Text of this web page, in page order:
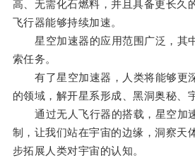
高、无需化石燃料，并且具备更长久
飞行器能够持续加速。
星空加速器的应用范围广泛，其
索任务。
有了星空加速器，人类将能够更
的领域，解开星系形成、黑洞奥秘、
通过无人飞行器的搭载，星空加
制，让我们站在宇宙的边缘，洞察天
步拓展人类对宇宙的认知。